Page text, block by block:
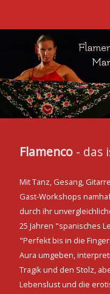
Flamenco - das
Mit Tanz, Gesang,
Gast-Workshops
durch ihr
25 Jahren "spanisches
"Perfekt bis in die
Aura umgeben,
Tragik und den Stolz,
Lebenslust und die